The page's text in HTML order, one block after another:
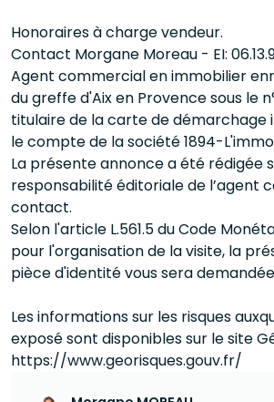
Honoraires à charge vendeur.
Contact Morgane Moreau - EI:
Agent commercial en immobilier
du greffe d'Aix en Provence sous le
titulaire de la carte de démarchage
le compte de la société 1894-
La présente annonce a été rédigée
responsabilité éditoriale de l’agent
contact.
Selon l'article L.561.5 du Code
pour l'organisation de la visite, la
pièce d'identité vous sera
Les informations sur les risques
exposé sont disponibles sur le site
https://www.georisques.gouv.fr/